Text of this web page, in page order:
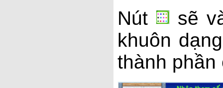
Nút
sẽ
khuôn
thành phần